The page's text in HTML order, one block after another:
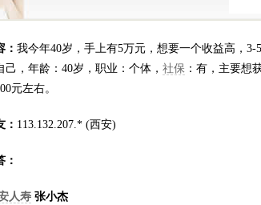
我今年40岁，手上有5万元，想要一个收益高，3-
己，年龄：40岁，职业：个体， 社保 ：有，主要想
元左右。
113.132.207.* (西安)
人寿 张小杰